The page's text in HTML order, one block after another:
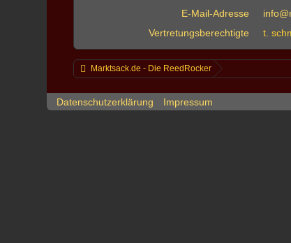
E-Mail-Adresse
Vertretungsberechtigte
t.
Marktsack.de - Die ReedRocker
Datenschutzerklärung Impressum